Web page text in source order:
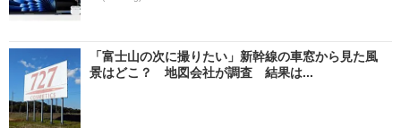
「富士山の次に撮りたい」新幹線の車窓から見た風
景はどこ？ 地図会社が調査 結果は...